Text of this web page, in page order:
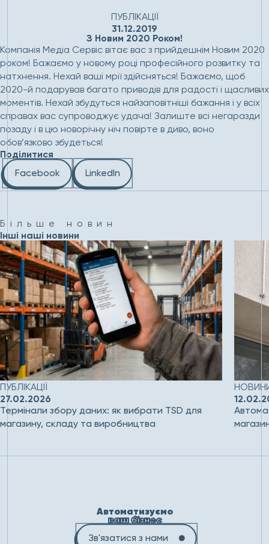
З Новим 2020 Роком!
ПУБЛІКАЦІЇ
31.12.2019
Поділитися
Facebook
LinkedIn
Компанія Медіа Сервіс вітає вас з прийдешнім Новим 2020
роком! Бажаємо у новому році професійного розвитку та
натхнення. Нехай ваші мрії здійсняться! Бажаємо, щоб
2020-й подарував багато приводів для радості і щасливих
моментів. Нехай збудуться найзаповітніші бажання і у всіх
справах вас супроводжує удача! Залиште всі негаразди
позаду і в цю новорічну ніч повірте в диво, воно
обов’язково збудеться!
Більше новин
Інші наші новини
ПУБЛІКАЦІЇ
27.02.2026
Термінали збору даних: як вибрати TSD для
магазину, складу та виробництва
Автоматизуємо
ваш бізнес
Зв'язатися з нами